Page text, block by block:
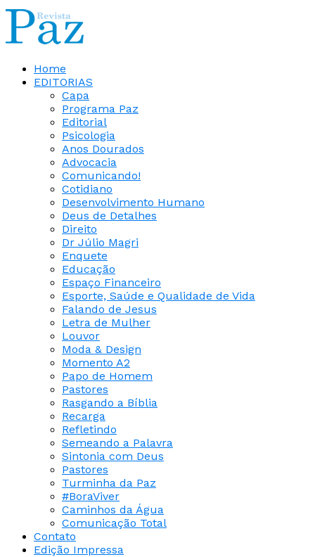
Home
EDITORIAS
Capa
Programa Paz
Editorial
Psicologia
Anos Dourados
Advocacia
Comunicando!
Cotidiano
Desenvolvimento Humano
Deus de Detalhes
Direito
Dr Júlio Magri
Enquete
Educação
Espaço Financeiro
Esporte, Saúde e Qualidade de Vida
Falando de Jesus
Letra de Mulher
Louvor
Moda & Design
Momento A2
Papo de Homem
Pastores
Rasgando a Bíblia
Recarga
Refletindo
Semeando a Palavra
Sintonia com Deus
Pastores
Turminha da Paz
#BoraViver
Caminhos da Água
Comunicação Total
Contato
Edição Impressa